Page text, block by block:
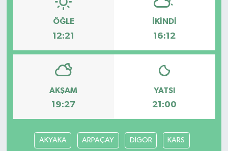
ÖĞLE
12:21
İKINDI
16:12
AKŞAM
19:27
YATSI
21:00
AKYAKA ARPAÇAY DİGOR KARS